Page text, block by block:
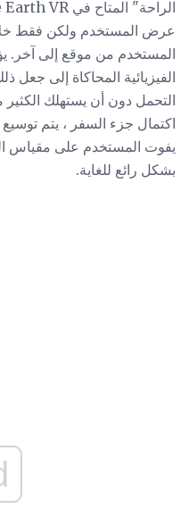
عرض المستخدم ولكن فقط
المستخدم من موقع إلى آخر.
الفيزيائية المحاكاة إلى جعل
التحمل دون أن يستهلك الكثير
اكتمال جزء السفر ، يتم
بشكل رائع للغاية.